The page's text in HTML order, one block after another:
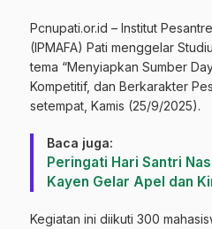
Pcnupati.or.id – Institut
(IPMAFA) Pati menggelar
tema “Menyiapkan Sumber
Kompetitif, dan Berkarakter
setempat, Kamis (25/9/2025).
Baca juga:
Peringati Hari Santri
Kayen Gelar Apel dan
Kegiatan ini diikuti 300